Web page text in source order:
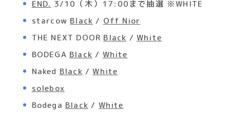
END. 3/10（木）17:00まで抽選 ※WHITE
starcow Black / Off Nior
THE NEXT DOOR Black / White
BODEGA Black / White
Naked Black /White
solebox
Bodega Black / White